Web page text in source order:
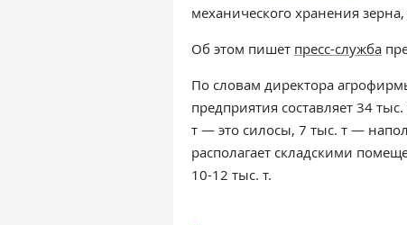
механического хранения
Об этом пишет пресс-служба
По словам директора
предприятия составляет 34
т — это силосы, 7 тыс. т —
располагает складскими
10-12 тыс. т.